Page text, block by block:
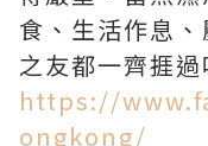
食、生活作息
之友都一齊捱過
https://
ongkong/